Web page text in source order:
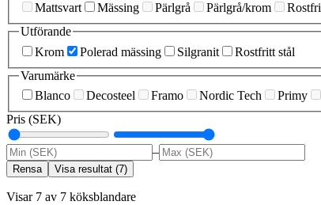
Mattsvart
Mässing Pärlgrå Pärlgrå/krom
Utförande
Krom
Polerad mässing Silgranit
Rostfritt stål
Varumärke
Blanco
Decosteel Framo Nordic Tech Primy
Pris (SEK)
–
Rensa Visa resultat (7)
Visar 7 av 7 köksblandare